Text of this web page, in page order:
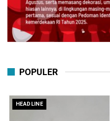
POPULER
HEADLINE